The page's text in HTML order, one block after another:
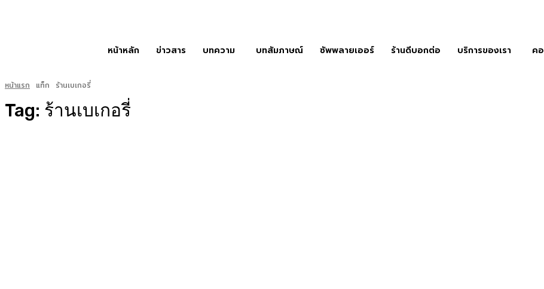
หน้าหลัก ข่าวสาร บทความ บทสัมภาษณ์ ซัพพลายเออร์ ร้านดีบอกต่อ บริการของเรา ค
หน้าแรก แท็ก ร้านเบเกอรี่
Tag: ร้านเบเกอรี่